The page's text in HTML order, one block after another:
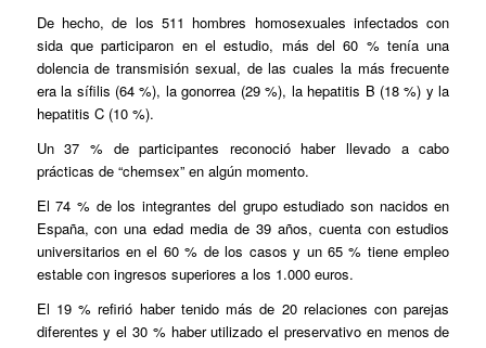
De hecho, de los 511 hombres homosexuales infectados con
sida que participaron en el estudio, más del 60 % tenía una
dolencia de transmisión sexual, de las cuales la más frecuente
era la sífilis (64 %), la gonorrea (29 %), la hepatitis B (18 %) y la
hepatitis C (10 %).
Un 37 % de participantes reconoció haber llevado a cabo
prácticas de “chemsex” en algún momento.
El 74 % de los integrantes del grupo estudiado son nacidos en
España, con una edad media de 39 años, cuenta con estudios
universitarios en el 60 % de los casos y un 65 % tiene empleo
estable con ingresos superiores a los 1.000 euros.
El 19 % refirió haber tenido más de 20 relaciones con parejas
diferentes y el 30 % haber utilizado el preservativo en menos de